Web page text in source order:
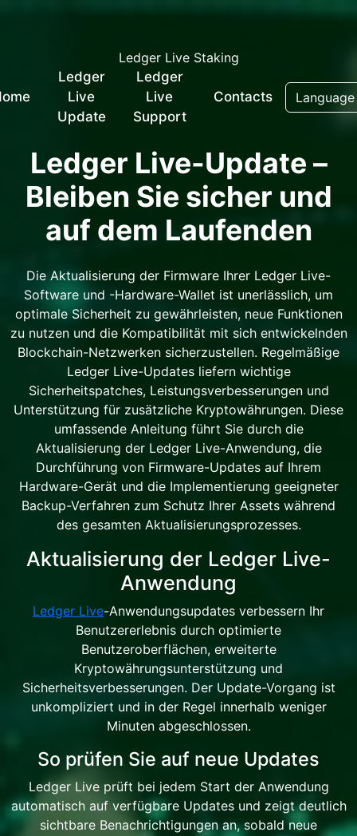
Ledger Live Staking
Ledger
Live
Update
Ledger
Live
Support
Contacts
Ledger Live-Update –
Bleiben Sie sicher und
auf dem Laufenden
Die Aktualisierung der Firmware Ihrer Ledger Live-
Software und -Hardware-Wallet ist unerlässlich, um
optimale Sicherheit zu gewährleisten, neue Funktionen
zu nutzen und die Kompatibilität mit sich entwickelnden
Blockchain-Netzwerken sicherzustellen. Regelmäßige
Ledger Live-Updates liefern wichtige
Sicherheitspatches, Leistungsverbesserungen und
Unterstützung für zusätzliche Kryptowährungen. Diese
umfassende Anleitung führt Sie durch die
Aktualisierung der Ledger Live-Anwendung, die
Durchführung von Firmware-Updates auf Ihrem
Hardware-Gerät und die Implementierung geeigneter
Backup-Verfahren zum Schutz Ihrer Assets während
des gesamten Aktualisierungsprozesses.
Aktualisierung der Ledger Live-
Anwendung
Ledger Live-Anwendungsupdates verbessern Ihr
Benutzererlebnis durch optimierte
Benutzeroberflächen, erweiterte
Kryptowährungsunterstützung und
Sicherheitsverbesserungen. Der Update-Vorgang ist
unkompliziert und in der Regel innerhalb weniger
Minuten abgeschlossen.
So prüfen Sie auf neue Updates
Ledger Live prüft bei jedem Start der Anwendung
automatisch auf verfügbare Updates und zeigt deutlich
sichtbare Benachrichtigungen an, sobald neue